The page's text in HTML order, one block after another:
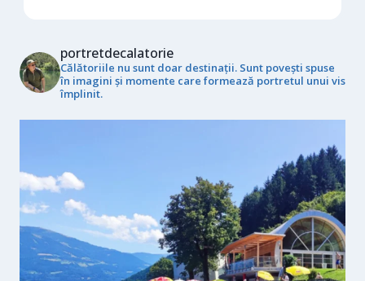
portretdecalatorie
Călătoriile nu sunt doar destinații. Sunt povești spuse
în imagini și momente care formează portretul unui vis
împlinit.